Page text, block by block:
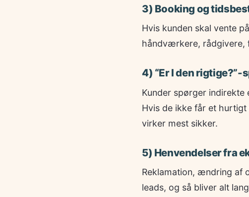
3) Booking og
Hvis kunden skal vente
håndværkere, rådgivere,
4) “Er I den rigtige?”-
Kunder spørger
Hvis de ikke får et
virker mest sikker.
5) Henvendelser fra
Reklamation, ændring af
leads, og så bliver alt